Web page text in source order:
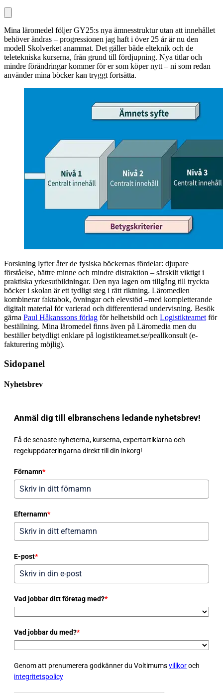
Mina läromedel följer GY25:s nya ämnesstruktur utan att innehållet
behöver ändras – progressionen jag haft i över 25 år är nu den
modell Skolverket anammat. Det gäller både elteknik och de
teletekniska kurserna, från grund till fördjupning. Nya titlar och
mindre förändringar kommer för er som köper nytt – ni som redan
använder mina böcker kan tryggt fortsätta.
Forskning lyfter åter de fysiska böckernas fördelar: djupare
förståelse, bättre minne och mindre distraktion – särskilt viktigt i
praktiska yrkesutbildningar. Den nya lagen om tillgång till tryckta
böcker i skolan är ett tydligt steg i rätt riktning. Läromedlen
kombinerar faktabok, övningar och elevstöd –med kompletterande
digitalt material för varierad och differentierad undervisning. Besök
gärna Paul Håkanssons förlag för helhetsbild och Logistikteamet för
beställning. Mina läromedel finns även på Läromedia men du
beställer betydligt enklare på logistikteamet.se/peallkonsult (e-
fakturering möjlig).
Sidopanel
Nyhetsbrev
Anmäl dig till elbranschens ledande nyhetsbrev!
Få de senaste nyheterna, kurserna, expertartiklarna och
regeluppdateringarna direkt till din inkorg!
Förnamn*
Efternamn*
E-post*
Vad jobbar ditt företag med?*
Vad jobbar du med?*
Genom att prenumerera godkänner du Voltimumsvillkoroch
integritetspolicy